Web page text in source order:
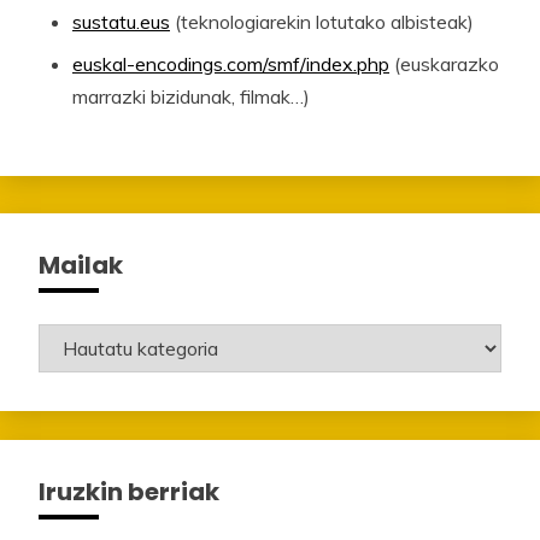
sustatu.eus (teknologiarekin lotutako albisteak)
euskal-encodings.com/smf/index.php (euskarazko
marrazki bizidunak, filmak…)
Mailak
Mailak
Iruzkin berriak